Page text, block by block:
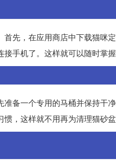
先，在应用商店中下载猫咪
手机了。这样就可以随时掌
备一个专用的马桶并保持干
，这样就不用再为清理猫砂盆